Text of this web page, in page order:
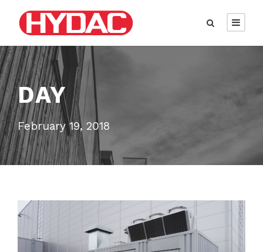
DAY
February 19, 2018